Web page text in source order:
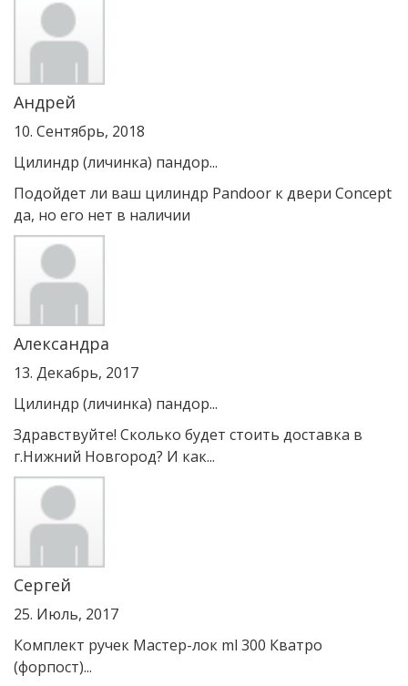
Андрей
10. Сентябрь, 2018
Цилиндр (личинка) пандор...
Подойдет ли ваш цилиндр Pandoor к двери Concept
да, но его нет в наличии
Александра
13. Декабрь, 2017
Цилиндр (личинка) пандор...
Здравствуйте! Сколько будет стоить доставка в
г.Нижний Новгород? И как...
Сергей
25. Июль, 2017
Комплект ручек Мастер-лок ml 300 Кватро
(форпост)...